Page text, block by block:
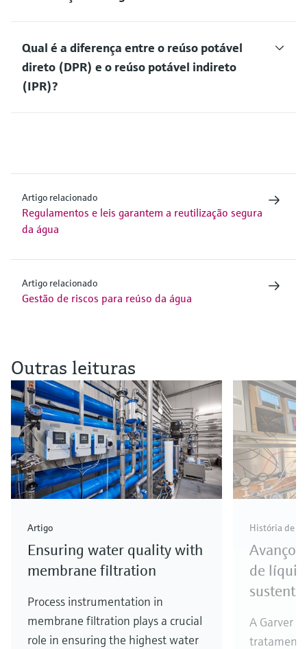
Qual é a diferença entre o reúso potável
direto (DPR) e o reúso potável indireto
(IPR)?
Artigo relacionado
Regulamentos e leis garantem a reutilização segura
da água
Artigo relacionado
Gestão de riscos para reúso da água
Outras leituras
Artigo
Ensuring water quality with
membrane filtration
Process instrumentation in
membrane filtration plays a crucial
role in ensuring the highest water
História de
Avanços
de
A Garver